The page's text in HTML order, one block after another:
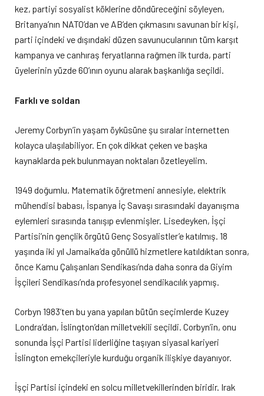
kez, partiyi sosyalist köklerine döndüreceğini söyleyen,
Britanya’nın NATO’dan ve AB’den çıkmasını savunan bir kişi,
parti içindeki ve dışındaki düzen savunucularının tüm karşıt
kampanya ve canhıraş feryatlarına rağmen ilk turda, parti
üyelerinin yüzde 60’ının oyunu alarak başkanlığa seçildi.
Farklı ve soldan
Jeremy Corbyn’in yaşam öyküsüne şu sıralar internetten
kolayca ulaşılabiliyor. En çok dikkat çeken ve başka
kaynaklarda pek bulunmayan noktaları özetleyelim.
1949 doğumlu. Matematik öğretmeni annesiyle, elektrik
mühendisi babası, İspanya İç Savaşı sırasındaki dayanışma
eylemleri sırasında tanışıp evlenmişler. Lisedeyken, İşçi
Partisi’nin gençlik örgütü Genç Sosyalistler’e katılmış. 18
yaşında iki yıl Jamaika’da gönüllü hizmetlere katıldıktan sonra,
önce Kamu Çalışanları Sendikası’nda daha sonra da Giyim
İşçileri Sendikası’nda profesyonel sendikacılık yapmış.
Corbyn 1983’ten bu yana yapılan bütün seçimlerde Kuzey
Londra’dan, İslington’dan milletvekili seçildi. Corbyn’in, onu
sonunda İşçi Partisi liderliğine taşıyan siyasal kariyeri
İslington emekçileriyle kurduğu organik ilişkiye dayanıyor.
İşçi Partisi içindeki en solcu milletvekillerinden biridir. Irak